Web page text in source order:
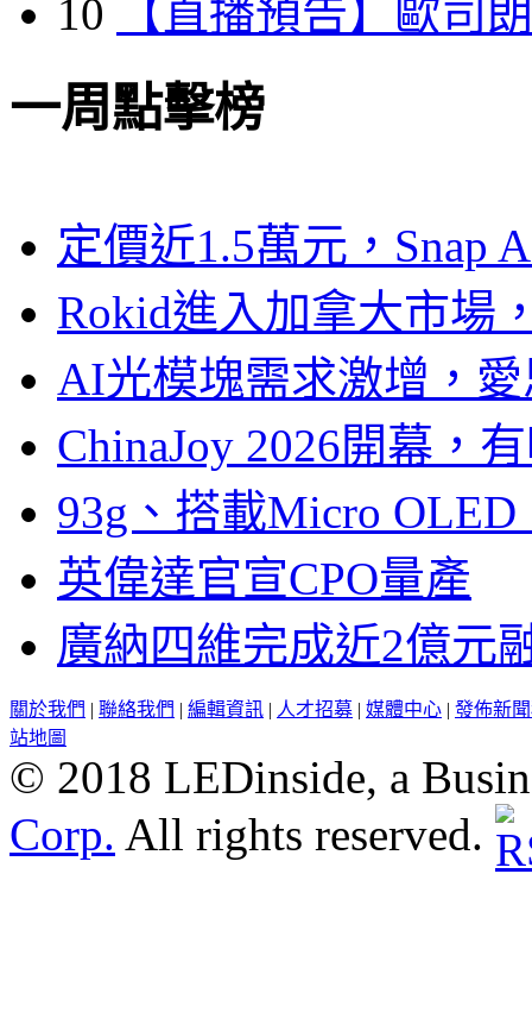
10
【直播預告】歐司
一周點擊榜
定價近1.5萬元，Snap
Rokid進入加拿大市場
AI光模塊需求激增，
ChinaJoy 2026開幕，
93g、搭載Micro
英偉達官宣CPO量產
廣納四維完成近2億元
關於我們 | 聯絡我們 | 編輯資訊 | 人才招募 | 媒體中心 | 發佈新
站地圖
© 2018 LEDinside, a
Corp. All rights reserved.